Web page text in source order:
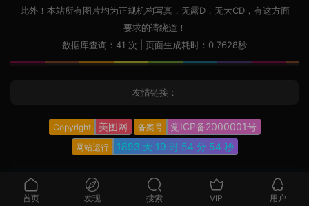
此外！本站所有图片均为正规机构写真，无露D，无大CD，有这方面
要求的请绕道！
数据库查询：41 次 | 页面生成耗时：0.7628秒
友情链接：
Copyright 美图网 备案号 党ICP备2000001号
网站运行 1893 天 19 时 54 分 55 秒
首页 发现 搜索 VIP 用户